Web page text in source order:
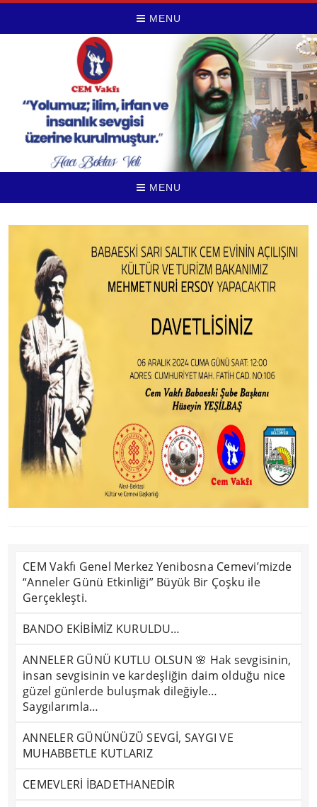
MENU
MENU
CEM Vakfı Genel Merkez Yenibosna Cemevi’mizde
“Anneler Günü Etkinliği” Büyük Bir Çoşku ile
Gerçekleşti.
BANDO EKİBİMİZ KURULDU…
ANNELER GÜNÜ KUTLU OLSUN 🌸 Hak sevgisinin,
insan sevgisinin ve kardeşliğin daim olduğu nice
güzel günlerde buluşmak dileğiyle…
Saygılarımla…
ANNELER GÜNÜNÜZÜ SEVGİ, SAYGI VE
MUHABBETLE KUTLARIZ
CEMEVLERİ İBADETHANEDİR